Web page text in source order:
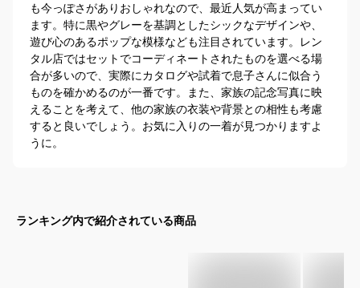
も今っぽさがありおしゃれなので、最近人気が高まってい
ます。特に黒やグレーを基調としたシックなデザインや、
遊び心のあるポップな模様なども注目されています。レン
タル店ではセットでコーディネートされたものを選べる場
合が多いので、実際にカタログや試着で息子さんに似合う
ものを確かめるのが一番です。また、家族の記念写真に映
えることを考えて、他の家族の衣装や背景との相性も考慮
すると良いでしょう。お気に入りの一着が見つかりますよ
うに。
ランキング内で紹介されている商品